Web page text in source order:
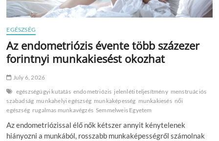
EGÉSZSÉG
Az endometriózis évente több százezer
forintnyi munkakiesést okozhat
July 6, 2026
egészségügyi kutatás endometriózis jelenléti teljesítmény menstruációs
szabadság munkahelyi egészség munkaképesség munkakiesés női
egészség rugalmas munkavégzés Semmelweis Egyetem
Az endometriózissal élő nők kétszer annyit kénytelenek
hiányozni a munkából, rosszabb munkaképességről számolnak